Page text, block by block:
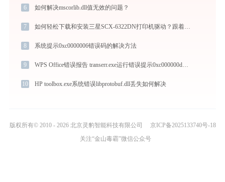
6 如何解决mscorlib.dll值无效的问题？
7 如何轻松下载和安装三星SCX-6322DN打印机驱动？跟着这篇指南走
8 系统提示0xc0000006错误码的解决方法
9 WPS Office错误报告 transerr.exe运行错误提示0xc000000d的解决办法
10 HP toolbox.exe系统错误libprotobuf.dll丢失如何解决
版权所有© 2010 - 2026 北京灵豹智能科技有限公司
京ICP备2025133740号-18
关注“金山毒霸”微信公众号